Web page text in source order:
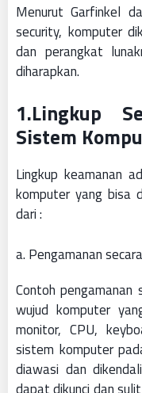
Menurut Garfinkel
security, komputer
dan perangkat
diharapkan.
1.Lingkup
Sistem
Lingkup keamanan
komputer yang bisa
dari :
a. Pengamanan
Contoh
wujud komputer
monitor, CPU,
sistem komputer
diawasi dan
dapat dikunci dan